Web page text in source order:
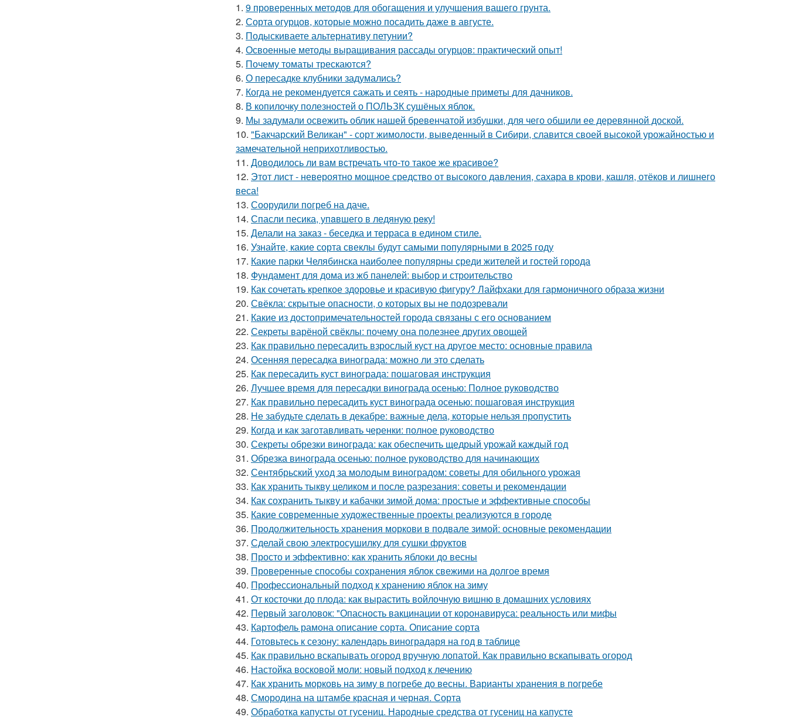
1. 9 проверенных методов для обогащения и улучшения вашего грунта.
2. Сорта огурцов, которые можно посадить даже в августе.
3. Подыскиваете альтернативу петунии?
4. Освоенные методы выращивания рассады огурцов: практический опыт!
5. Почему томаты трескаются?
6. О пересадке клубники задумались?
7. Когда не рекомендуется сажать и сеять - народные приметы для дачников.
8. В копилочку полезностей о ПОЛЬЗК сушёных яблок.
9. Мы задумали освежить облик нашей бревенчатой избушки, для чего обшили ее деревянной доской.
10. "Бакчарский Великан" - сорт жимолости, выведенный в Сибири, славится своей высокой урожайностью и
замечательной неприхотливостью.
11. Доводилось ли вам встречать что-то такое же красивое?
12. Этот лист - невероятно мощное средство от высокого давления, сахара в крови, кашля, отёков и лишнего
веса!
13. Соорудили погреб на даче.
14. Спасли песика, упaвшего в ледяную рeку!
15. Делали на заказ - беседка и терраса в едином стиле.
16. Узнайте, какие сорта свеклы будут самыми популярными в 2025 году
17. Какие парки Челябинска наиболее популярны среди жителей и гостей города
18. Фундамент для дома из жб панелей: выбор и строительство
19. Как сочетать крепкое здоровье и красивую фигуру? Лайфхаки для гармоничного образа жизни
20. Свёкла: скрытые опасности, о которых вы не подозревали
21. Какие из достопримечательностей города связаны с его основанием
22. Секреты варёной свёклы: почему она полезнее других овощей
23. Как правильно пересадить взрослый куст на другое место: основные правила
24. Осенняя пересадка винограда: можно ли это сделать
25. Как пересадить куст винограда: пошаговая инструкция
26. Лучшее время для пересадки винограда осенью: Полное руководство
27. Как правильно пересадить куст винограда осенью: пошаговая инструкция
28. Не забудьте сделать в декабре: важные дела, которые нельзя пропустить
29. Когда и как заготавливать черенки: полное руководство
30. Секреты обрезки винограда: как обеспечить щедрый урожай каждый год
31. Обрезка винограда осенью: полное руководство для начинающих
32. Сентябрьский уход за молодым виноградом: советы для обильного урожая
33. Как хранить тыкву целиком и после разрезания: советы и рекомендации
34. Как сохранить тыкву и кабачки зимой дома: простые и эффективные способы
35. Какие современные художественные проекты реализуются в городе
36. Продолжительность хранения моркови в подвале зимой: основные рекомендации
37. Сделай свою электросушилку для сушки фруктов
38. Просто и эффективно: как хранить яблоки до весны
39. Проверенные способы сохранения яблок свежими на долгое время
40. Профессиональный подход к хранению яблок на зиму
41. От косточки до плода: как вырастить войлочную вишню в домашних условиях
42. Первый заголовок: "Опасность вакцинации от коронавируса: реальность или мифы
43. Картофель рамона описание сорта. Описание сорта
44. Готовьтесь к сезону: календарь виноградаря на год в таблице
45. Как правильно вскапывать огород вручную лопатой. Как правильно вскапывать огород
46. Настойка восковой моли: новый подход к лечению
47. Как хранить морковь на зиму в погребе до весны. Варианты хранения в погребе
48. Смородина на штамбе красная и черная. Сорта
49. Обработка капусты от гусениц. Народные средства от гусениц на капусте